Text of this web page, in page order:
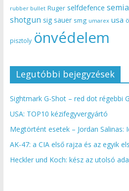
rubber bullet Ruger selfdefence
shotgun sig sauer smg umarex usa
pisztoly önvédelem
Legutóbbi bejegyzések
Sightmark G-Shot – red dot régebbi
USA: TOP10 kézifegyvergyártó
Megtörtént esetek – Jordan Salinas:
AK-47: a CIA első rajza és az egyik
Heckler und Koch: kész az utolsó